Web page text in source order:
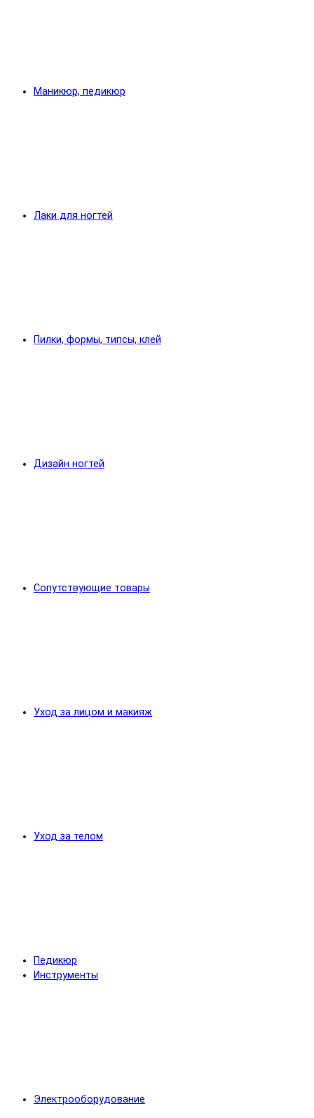
Маникюр, педикюр
Лаки для ногтей
Пилки, формы, типсы, клей
Дизайн ногтей
Сопутствующие товары
Уход за лицом и макияж
Уход за телом
Педикюр
Инструменты
Электрооборудование